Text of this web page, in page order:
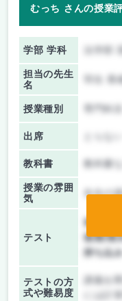
むっち さんの授業
学部 学科
担当の先生
名
羽生 香
授業種別
出席
教科書 教科書
授業の雰囲
気
先生の
テスト
前期/中
後期/期
持ち込み
テストの方
式や難易度
講義を
には計